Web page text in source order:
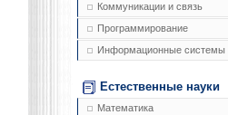
Коммуникации и связь
Программирование
Информационные системы
Естественные науки
Математика